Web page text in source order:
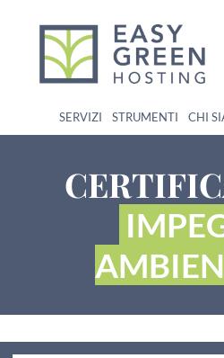
SERVIZI STRUMENTI CHI